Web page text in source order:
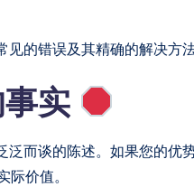
的错误及其精确的解决方法
实
而谈的陈述。如果您的优
际价值。